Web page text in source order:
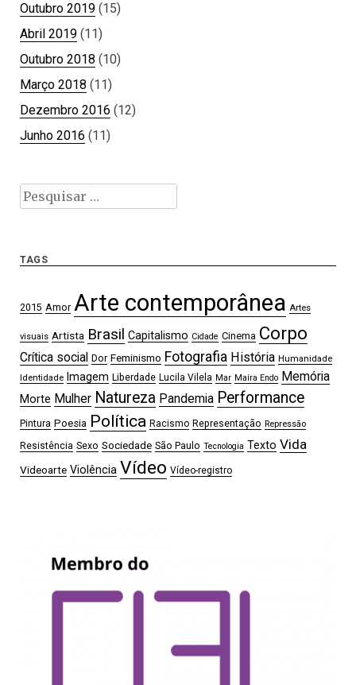
Outubro 2019 (15)
Abril 2019 (11)
Outubro 2018 (10)
Março 2018 (11)
Dezembro 2016 (12)
Junho 2016 (11)
Pesquisar
por:
TAGS
2015 Amor Arte contemporânea Artes
visuais Artista Brasil Capitalismo Cidade Cinema Corpo
Crítica social Dor Feminismo Fotografia História Humanidade
Identidade Imagem Liberdade Lucila Vilela Mar Maíra Endo Memória
Morte Mulher Natureza Pandemia Performance
Pintura Poesia Política Racismo Representação Repressão
Resistência Sexo Sociedade São Paulo Tecnologia Texto Vida
Videoarte Violência Vídeo Vídeo-registro